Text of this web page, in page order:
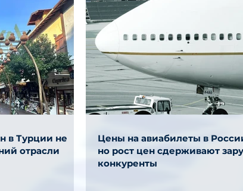
в Турции не
отрасли
Цены на авиабилеты в России
но рост цен сдерживают
конкуренты